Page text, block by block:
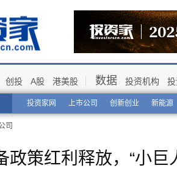
投资家网 上市公司 创新创业 新能源
创投 A股 港美股 数据 投资机构
司
政策红利释放，“小巨